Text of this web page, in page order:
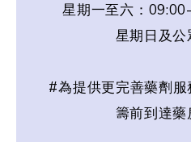
星期一至六：
星期日及
#為提供更完善藥劑
籌前到達